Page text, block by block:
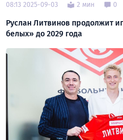
08:13 2025-09-03 2 мин 0
Руслан Литвинов продолжит
белых» до 2029 года